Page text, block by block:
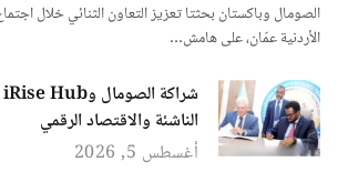
الصومال وباكستان بحثتا تعزيز التعاون الثنائي خلال
الأردنية عمّان، على هامش…
الناشئة والاقتصاد الرقمي
أغسطس 5, 2026